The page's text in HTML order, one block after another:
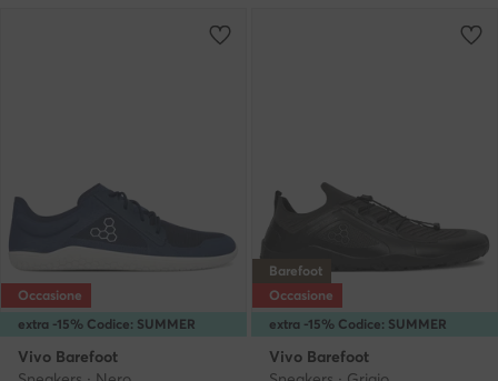
extra -15% Codice: SUMMER
Occasione
Vivo Barefoot
extra -15% Codice: SUMMER
Barefoot
Occasione
Vivo Barefoot